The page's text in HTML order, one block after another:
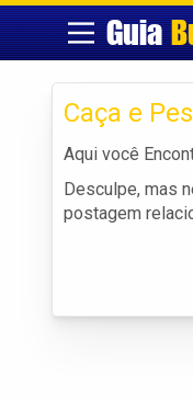
Guia
Caça e
Aqui você
Desculpe, mas
postagem